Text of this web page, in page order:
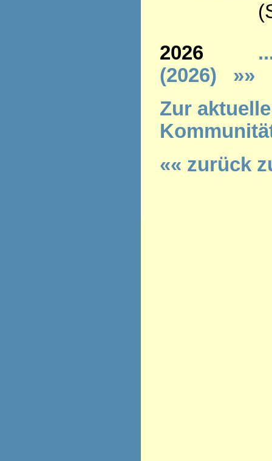
(Stand
2026
(2026)
»»
Zur
«« zurück